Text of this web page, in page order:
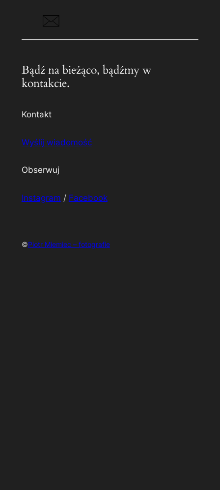
Bądź na bieżąco, bądźmy w
kontakcie.
Kontakt
Wyślij wiadomość
Obserwuj
Instagram / Facebook
©Piotr Miemiec – fotografie